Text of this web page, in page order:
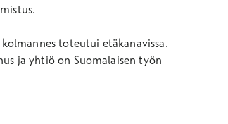
toteutui etäkanavissa.
ja yhtiö on Suomalaisen työn